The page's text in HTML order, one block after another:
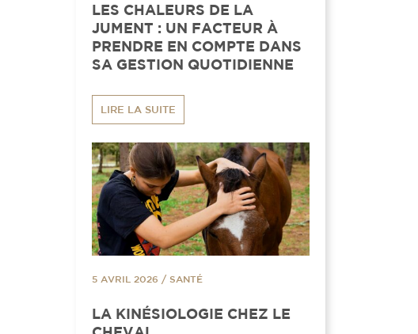
LES CHALEURS DE LA
JUMENT : UN FACTEUR À
PRENDRE EN COMPTE DANS
SA GESTION QUOTIDIENNE
LIRE LA SUITE
5 AVRIL 2026 / SANTÉ
LA KINÉSIOLOGIE CHEZ LE